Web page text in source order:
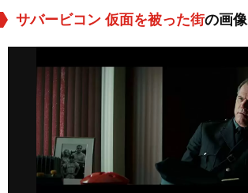
サバービコン 仮面を被った街の画像